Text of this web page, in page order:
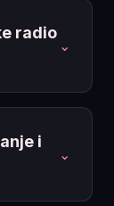
radio
⌄
i
⌄